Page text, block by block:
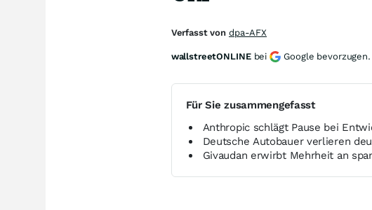
Für Sie zusammengefasst
Anthropic schlägt Pause bei
Deutsche Autobauer verlieren
Givaudan erwirbt Mehrheit an
Verfasst von dpa-AFX
wallstreetONLINE bei Google bevorzugen.